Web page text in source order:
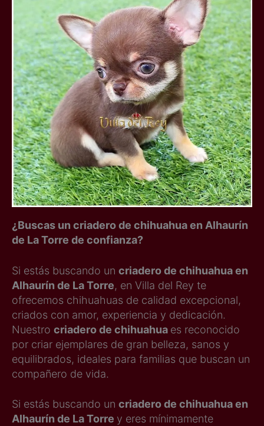
¿Buscas un criadero de chihuahua en Alhaurín
de La Torre de confianza?
Si estás buscando un criadero de chihuahua en
Alhaurín de La Torre, en Villa del Rey te
ofrecemos chihuahuas de calidad excepcional,
criados con amor, experiencia y dedicación.
Nuestro criadero de chihuahua es reconocido
por criar ejemplares de gran belleza, sanos y
equilibrados, ideales para familias que buscan un
compañero de vida.
Si estás buscando un criadero de chihuahua en
Alhaurín de La Torre y eres mínimamente